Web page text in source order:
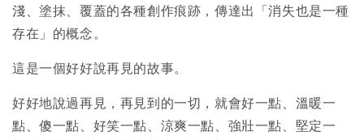
淺、塗抹、覆蓋的各種創作痕跡，傳達出「消失也是一種
存在」的概念。
這是一個好好說再見的故事。
好好地說過再見，再見到的一切，就會好一點、溫暖一
點、傻一點、好笑一點、涼爽一點、強壯一點、堅定一